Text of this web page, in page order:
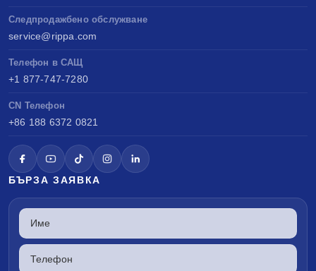
Следпродажбено обслужване
service@rippa.com
Телефон в САЩ
+1 877-747-7280
CN Телефон
+86 188 6372 0821
БЪРЗА ЗАЯВКА